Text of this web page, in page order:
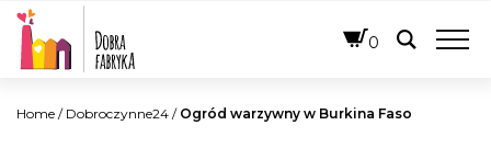
0
Home / Dobroczynne24 / Ogród warzywny w Burkina Faso